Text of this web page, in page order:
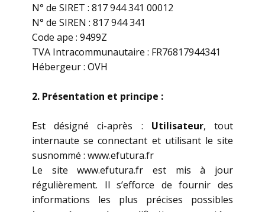
N° de SIRET : 817 944 341 00012
N° de SIREN : 817 944 341
Code ape : 9499Z
TVA Intracommunautaire : FR76817944341
Hébergeur : OVH
2. Présentation et principe :
Est désigné ci-après : Utilisateur, tout
internaute se connectant et utilisant le site
susnommé : www.efutura.fr
Le site www.efutura.fr est mis à jour
régulièrement. Il s’efforce de fournir des
informations les plus précises possibles